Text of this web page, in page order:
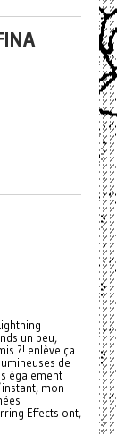
un peu,
?! enlève ça
de
également
mon
Effects ont,